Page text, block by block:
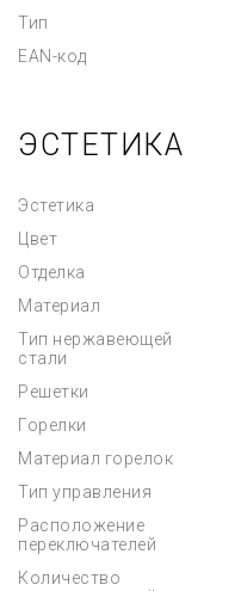
Тип
EAN-код
ЭСТЕТИКА
Эстетика
Цвет
Отделка
Материал
Тип нержавеющей
стали
Решетки
Горелки
Материал горелок
Тип управления
Расположение
переключателей
Количество